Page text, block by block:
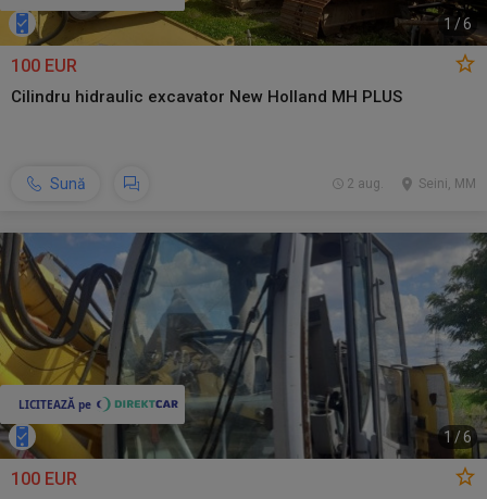
1 /6
100 EUR
Cilindru hidraulic excavator New Holland MH PLUS
Sună Seini, MM
2 aug.
1 /6
100 EUR